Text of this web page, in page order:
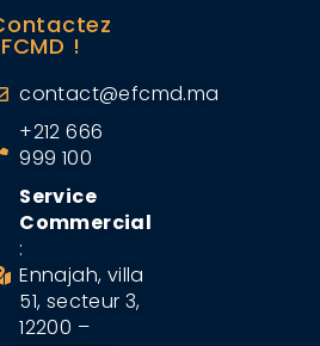
!
contact@efcmd.ma
+212 666
999 100
Service
Commercial
:
Ennajah, villa
51, secteur 3,
12200 –